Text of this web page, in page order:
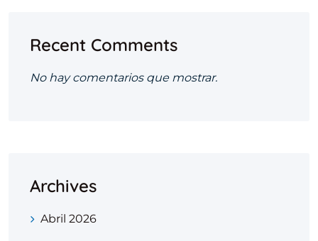
Recent Comments
No hay comentarios que mostrar.
Archives
Abril 2026